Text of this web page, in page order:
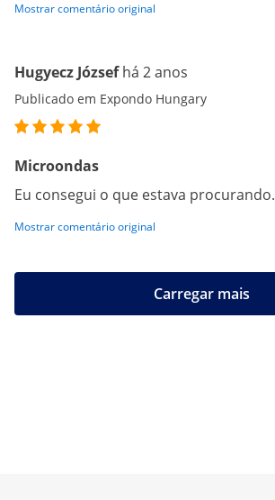
Mostrar comentário original
Hugyecz József há 2 anos
Publicado em Expondo Hungary
Microondas
Eu consegui o que estava procurando.
Mostrar comentário original
Carregar mais